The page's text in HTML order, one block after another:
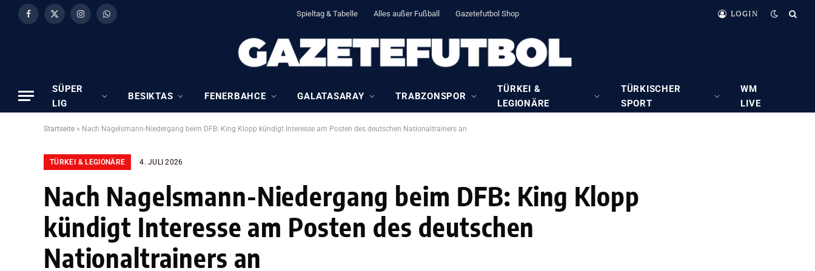
Facebook
X
InstagramWhatsApp Spieltag & Tabelle Alles außer Fußball Gazetefutbol Shop LOGIN
SÜPER
LIG
BESIKTAS FENERBAHCE GALATASARAY TRABZONSPOR
TÜRKEI &
LEGIONÄRE
TÜRKISCHER
SPORT
WM
LIVE
Startseite » Nach Nagelsmann-Niedergang beim DFB: King Klopp kündigt Interesse am Posten des deutschen Nationaltrainers an
TÜRKEI & LEGIONÄRE 4. JULI 2026
Nach Nagelsmann-Niedergang beim DFB: King Klopp
kündigt Interesse am Posten des deutschen
Nationaltrainers an